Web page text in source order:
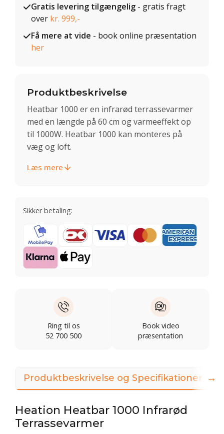
Gratis levering tilgængelig - gratis fragt
over kr. 999,-
Få mere at vide - book online præsentation
her
Produktbeskrivelse
Heatbar 1000 er en infrarød terrassevarmer
med en længde på 60 cm og varmeeffekt op
til 1000W. Heatbar 1000 kan monteres på
væg og loft.
Læs mere
Sikker betaling:
Ring til os
52 700 500
Book video
præsentation
Produktbeskrivelse og Specifikationer
Heation Heatbar 1000 Infrarød
Terrassevarmer
→